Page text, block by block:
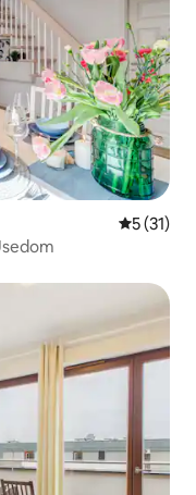
5 (31)